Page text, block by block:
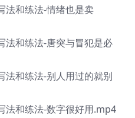
法和练法-情绪也是卖
法和练法-唐突与冒犯是必
法和练法-别人用过的就别
法和练法-数字很好用.mp4